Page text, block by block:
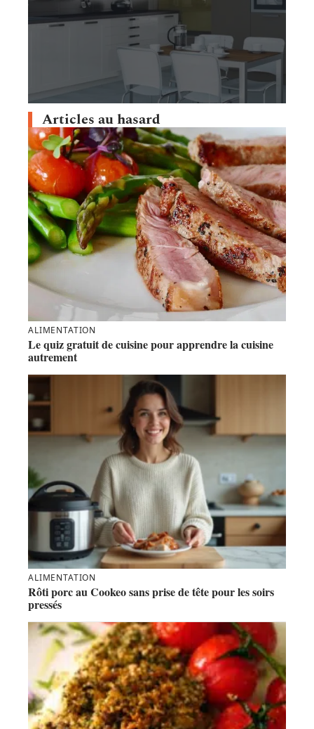
Articles au hasard
ALIMENTATION
Le quiz gratuit de cuisine pour apprendre la cuisine
autrement
ALIMENTATION
Rôti porc au Cookeo sans prise de tête pour les soirs
pressés